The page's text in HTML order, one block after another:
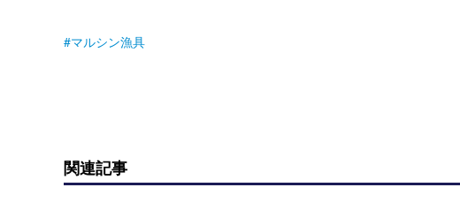
マルシン漁具
関連記事